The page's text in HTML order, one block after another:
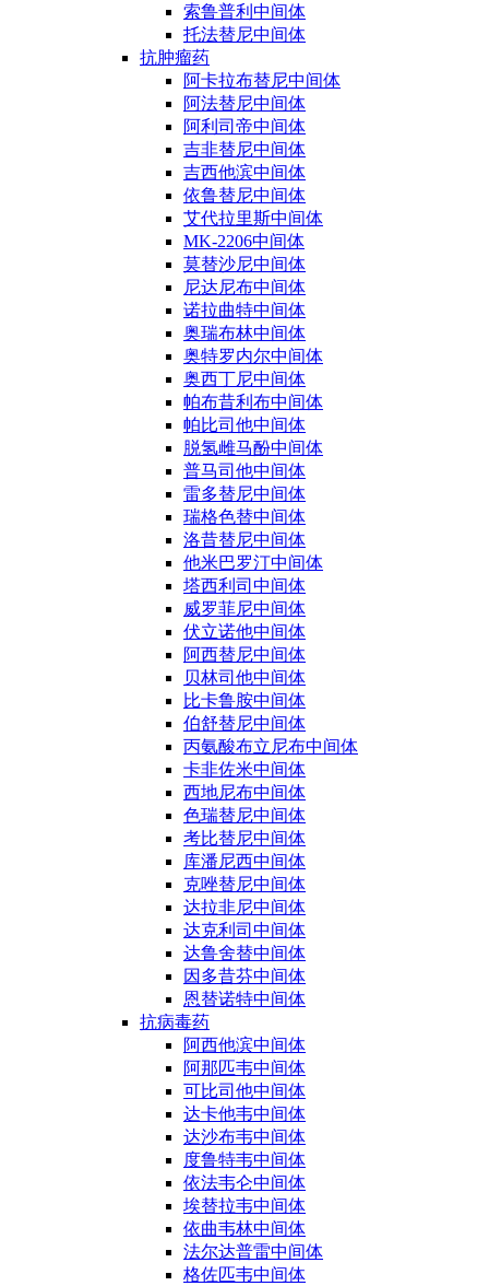
索鲁普利中间体
托法替尼中间体
抗肿瘤药
阿卡拉布替尼中间体
阿法替尼中间体
阿利司帝中间体
吉非替尼中间体
吉西他滨中间体
依鲁替尼中间体
艾代拉里斯中间体
MK-2206中间体
莫替沙尼中间体
尼达尼布中间体
诺拉曲特中间体
奥瑞布林中间体
奥特罗内尔中间体
奥西丁尼中间体
帕布昔利布中间体
帕比司他中间体
脱氢雌马酚中间体
普马司他中间体
雷多替尼中间体
瑞格色替中间体
洛昔替尼中间体
他米巴罗汀中间体
塔西利司中间体
威罗菲尼中间体
伏立诺他中间体
阿西替尼中间体
贝林司他中间体
比卡鲁胺中间体
伯舒替尼中间体
丙氨酸布立尼布中间体
卡非佐米中间体
西地尼布中间体
色瑞替尼中间体
考比替尼中间体
库潘尼西中间体
克唑替尼中间体
达拉非尼中间体
达克利司中间体
达鲁舍替中间体
因多昔芬中间体
恩替诺特中间体
抗病毒药
阿西他滨中间体
阿那匹韦中间体
可比司他中间体
达卡他韦中间体
达沙布韦中间体
度鲁特韦中间体
依法韦仑中间体
埃替拉韦中间体
依曲韦林中间体
法尔达普雷中间体
格佐匹韦中间体